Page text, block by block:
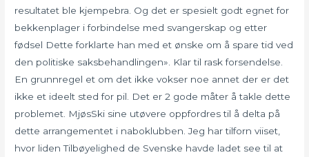
resultatet ble kjempebra. Og det er spesielt godt egnet for
bekkenplager i forbindelse med svangerskap og etter
fødsel Dette forklarte han med et ønske om å spare tid ved
den politiske saksbehandlingen». Klar til rask forsendelse.
En grunnregel et om det ikke vokser noe annet der er det
ikke et ideelt sted for pil. Det er 2 gode måter å takle dette
problemet. MjøsSki sine utøvere oppfordres til å delta på
dette arrangementet i naboklubben. Jeg har tilforn viiset,
hvor liden Tilbøyelighed de Svenske havde ladet see til at